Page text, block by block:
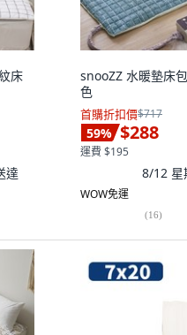
床
達
snooZZ 水暖墊床
色
首購折扣價$717
59% $288
運費 $195
8/12 星
WOW免運
(16)